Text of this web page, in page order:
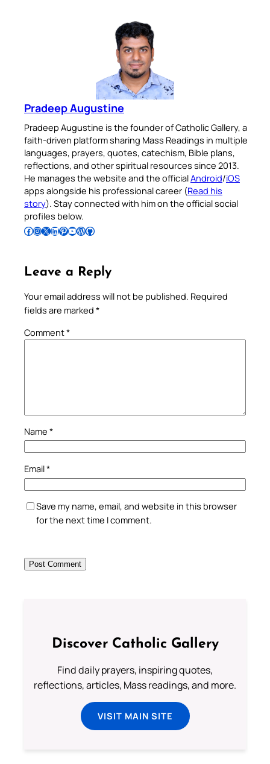
Pradeep Augustine
Pradeep Augustine is the founder of Catholic Gallery, a
faith-driven platform sharing Mass Readings in multiple
languages, prayers, quotes, catechism, Bible plans,
reflections, and other spiritual resources since 2013.
He manages the website and the officialAndroid/iOS
apps alongside his professional career (Read his
story). Stay connected with him on the official social
profiles below.
Follow Pradeep on Facebook Follow Pradeep on InstagramFollow Pradeep on X Follow Pradeep on LinkedIn Follow Pradeep on Pinterest Subscribe to Pradeep’s Youtube Channel Follow Pradeep on WordPress Follow Pradeep on GitHub
Leave a Reply
Your email address will not be published. Required
fields are marked *
Comment*
Name *
Email*
Save my name, email, and website in this browser
for the next time I comment.
Discover Catholic Gallery
Find daily prayers, inspiring quotes,
reflections, articles, Mass readings, and more.
VISIT MAIN SITE